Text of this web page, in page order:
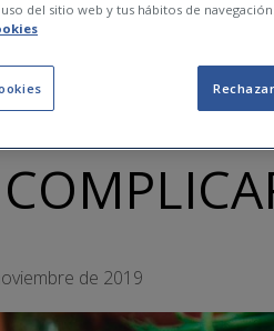
Y
de 2019
del sitio web y tus hábitos de